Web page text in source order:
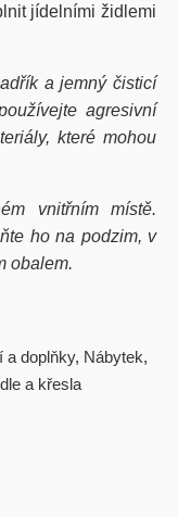
jídelními židlemi
a jemný čisticí
agresivní
které mohou
vnitřním místě.
ho na podzim, v
obalem.
a doplňky, Nábytek,
a křesla